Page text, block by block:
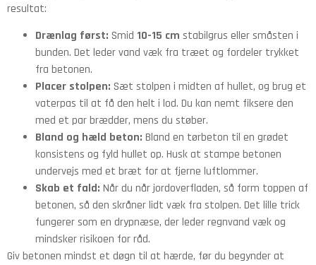
resultat:
Drænlag først: Smid 10-15 cm stabilgrus eller småsten i
bunden. Det leder vand væk fra træet og fordeler trykket
fra betonen.
Placer stolpen: Sæt stolpen i midten af hullet, og brug et
vaterpas til at få den helt i lod. Du kan nemt fiksere den
med et par brædder, mens du støber.
Bland og hæld beton: Bland en tørbeton til en grødet
konsistens og fyld hullet op. Husk at stampe betonen
undervejs med et bræt for at fjerne luftlommer.
Skab et fald: Når du når jordoverfladen, så form toppen af
betonen, så den skråner lidt væk fra stolpen. Det lille trick
fungerer som en drypnæse, der leder regnvand væk og
mindsker risikoen for råd.
Giv betonen mindst et døgn til at hærde, før du begynder at